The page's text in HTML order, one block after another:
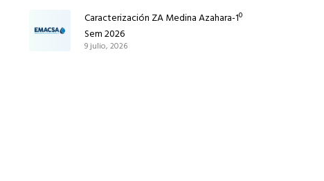
Caracterización ZA Medina Azahara-1º
Sem 2026
9 julio, 2026